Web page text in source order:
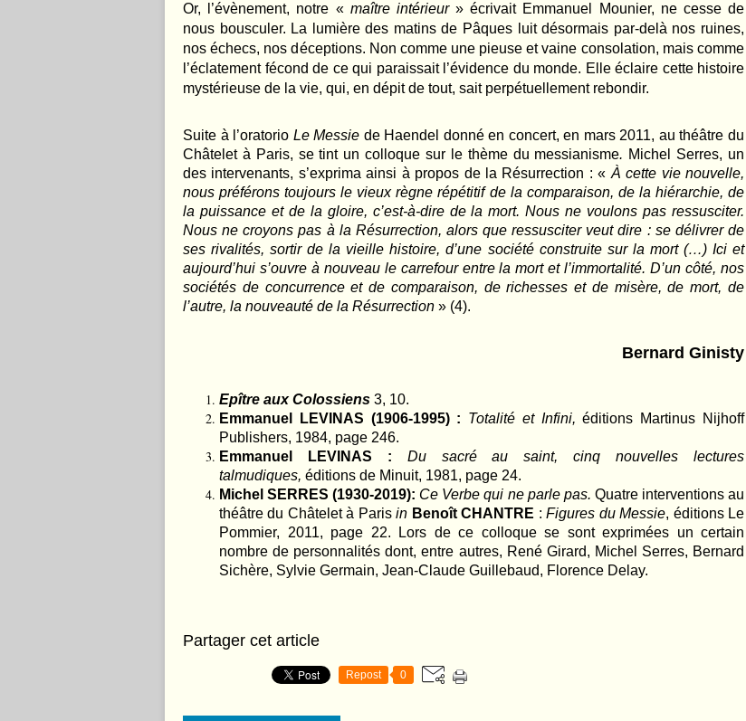
Or, l’évènement, notre «maître intérieur» écrivait Emmanuel Mounier, ne cesse de
nous bousculer. La lumière des matins de Pâques luit désormais par-delà nos ruines,
nos échecs, nos déceptions. Non comme une pieuse et vaine consolation, mais comme
l’éclatement fécond de ce qui paraissait l’évidence du monde. Elle éclaire cette histoire
mystérieuse de la vie, qui, en dépit de tout, sait perpétuellement rebondir.
Suite à l’oratorio Le Messie de Haendel donné en concert, en mars 2011, au théâtre du
Châtelet à Paris, se tint un colloque sur le thème du messianisme. Michel Serres, un
des intervenants, s’exprima ainsi à propos de la Résurrection : « À cette vie nouvelle,
nous préférons toujours le vieux règne répétitif de la comparaison, de la hiérarchie, de
la puissance et de la gloire, c’est-à-dire de la mort. Nous ne voulons pas ressusciter.
Nous ne croyons pas à la Résurrection, alors que ressusciter veut dire : se délivrer de
ses rivalités, sortir de la vieille histoire, d’une société construite sur la mort (…) Ici et
aujourd’hui s’ouvre à nouveau le carrefour entre la mort et l’immortalité. D’un côté, nos
sociétés de concurrence et de comparaison, de richesses et de misère, de mort, de
l’autre, la nouveauté de la Résurrection » (4).
Bernard Ginisty
Epître aux Colossiens 3, 10.
Emmanuel LEVINAS (1906-1995) : Totalité et Infini,éditions Martinus Nijhoff
Publishers, 1984, page 246.
Emmanuel LEVINAS : Du sacré au saint, cinq nouvelles lectures
talmudiques, éditions de Minuit, 1981, page 24.
Michel SERRES (1930-2019): Ce Verbe qui ne parle pas. Quatre interventions au
théâtre du Châtelet à Parisin Benoît CHANTRE :Figures du Messie, éditions Le
Pommier, 2011, page 22. Lors de ce colloque se sont exprimées un certain
nombre de personnalités dont, entre autres, René Girard, Michel Serres, Bernard
Sichère, Sylvie Germain, Jean-Claude Guillebaud, Florence Delay.
Partager cet article
Repost 0